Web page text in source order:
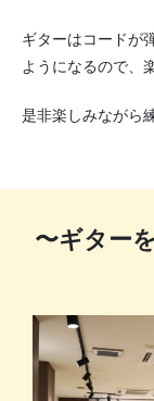
ギターはコードが
ようになるので、
是非楽しみながら
〜ギター